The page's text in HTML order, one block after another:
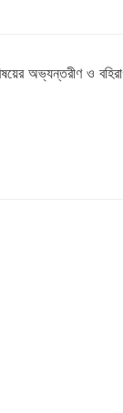
অভ্যন্তরীণ ও